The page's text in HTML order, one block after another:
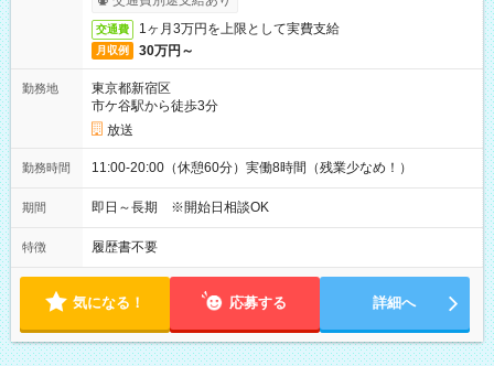
交通費 1ヶ月3万円を上限として実費支給
月収例 30万円～
勤務地
東京都新宿区
市ケ谷駅から徒歩3分
放送
勤務時間 11:00-20:00（休憩60分）実働8時間（残業少なめ！）
期間 即日～長期 ※開始日相談OK
特徴 履歴書不要
気になる！ 応募する 詳細へ